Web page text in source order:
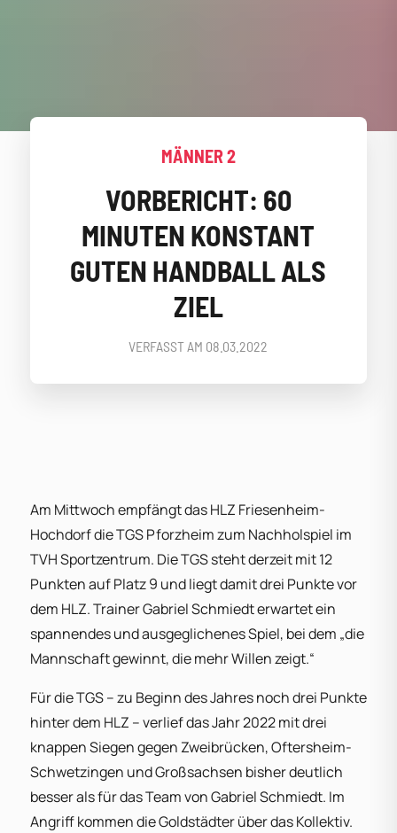
MÄNNER 2
VORBERICHT: 60
MINUTEN KONSTANT
GUTEN HANDBALL ALS
ZIEL
VERFASST AM 08.03.2022
Am Mittwoch empfängt das HLZ Friesenheim-
Hochdorf die TGS Pforzheim zum Nachholspiel im
TVH Sportzentrum. Die TGS steht derzeit mit 12
Punkten auf Platz 9 und liegt damit drei Punkte vor
dem HLZ. Trainer Gabriel Schmiedt erwartet ein
spannendes und ausgeglichenes Spiel, bei dem „die
Mannschaft gewinnt, die mehr Willen zeigt.“
Für die TGS – zu Beginn des Jahres noch drei Punkte
hinter dem HLZ – verlief das Jahr 2022 mit drei
knappen Siegen gegen Zweibrücken, Oftersheim-
Schwetzingen und Großsachsen bisher deutlich
besser als für das Team von Gabriel Schmiedt. Im
Angriff kommen die Goldstädter über das Kollektiv.